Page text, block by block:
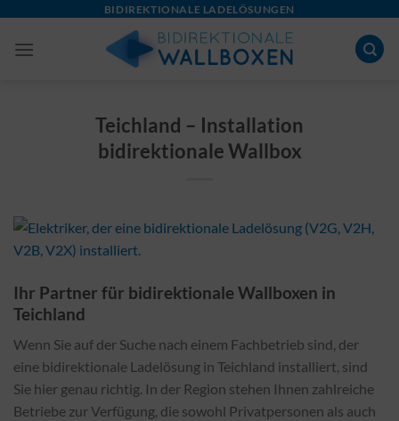
content
BIDIREKTIONALE LADELÖSUNGEN
Teichland – Installation
bidirektionale Wallbox
Ihr Partner für bidirektionale Wallboxen in
Teichland
Wenn Sie auf der Suche nach einem Fachbetrieb sind, der
eine bidirektionale Ladelösung in Teichland installiert, sind
Sie hier genau richtig. In der Region stehen Ihnen zahlreiche
Betriebe zur Verfügung, die sowohl Privatpersonen als auch